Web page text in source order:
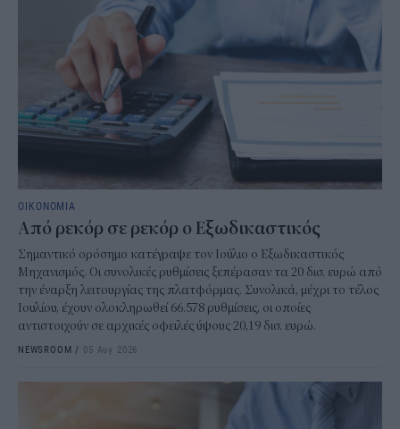
ΟΙΚΟΝΟΜΙΑ
Από ρεκόρ σε ρεκόρ ο Εξωδικαστικός
Σημαντικό ορόσημο κατέγραψε τον Ιούλιο ο Εξωδικαστικός
Μηχανισμός. Οι συνολικές ρυθμίσεις ξεπέρασαν τα 20 δισ. ευρώ από
την έναρξη λειτουργίας της πλατφόρμας. Συνολικά, μέχρι το τέλος
Ιουλίου, έχουν ολοκληρωθεί 66.578 ρυθμίσεις, οι οποίες
αντιστοιχούν σε αρχικές οφειλές ύψους 20,19 δισ. ευρώ.
NEWSROOM / 05 Αυγ 2026